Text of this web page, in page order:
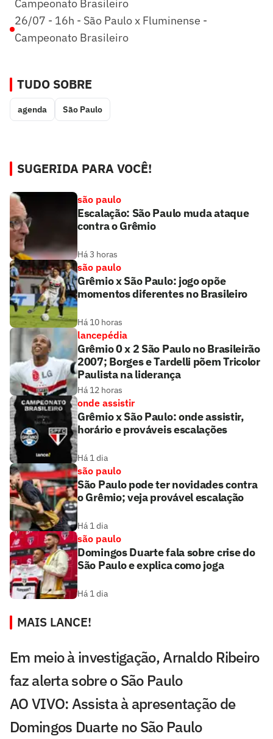
Campeonato Brasileiro
26/07 - 16h - São Paulo x Fluminense -
Campeonato Brasileiro
TUDO SOBRE
agenda São Paulo
SUGERIDA PARA VOCÊ!
são paulo
Escalação: São Paulo muda ataque
contra o Grêmio
Há 3 horas
são paulo
Grêmio x São Paulo: jogo opõe
momentos diferentes no Brasileiro
Há 10 horas
lancepédia
Grêmio 0 x 2 São Paulo no Brasileirão
2007; Borges e Tardelli põem Tricolor
Paulista na liderança
Há 12 horas
onde assistir
Grêmio x São Paulo: onde assistir,
horário e prováveis escalações
Há 1 dia
são paulo
São Paulo pode ter novidades contra
o Grêmio; veja provável escalação
Há 1 dia
são paulo
Domingos Duarte fala sobre crise do
São Paulo e explica como joga
Há 1 dia
MAIS LANCE!
Em meio à investigação, Arnaldo Ribeiro
faz alerta sobre o São Paulo
AO VIVO: Assista à apresentação de
Domingos Duarte no São Paulo